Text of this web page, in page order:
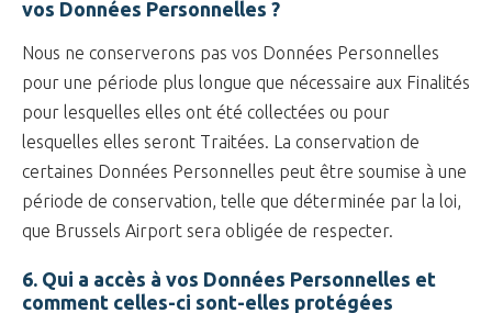
vos Données Personnelles ?
Nous ne conserverons pas vos Données Personnelles
pour une période plus longue que nécessaire aux Finalités
pour lesquelles elles ont été collectées ou pour
lesquelles elles seront Traitées. La conservation de
certaines Données Personnelles peut être soumise à une
période de conservation, telle que déterminée par la loi,
que Brussels Airport sera obligée de respecter.
6. Qui a accès à vos Données Personnelles et
comment celles-ci sont-elles protégées